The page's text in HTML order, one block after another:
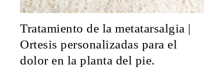
Tratamiento de la metatarsalgia |
Ortesis personalizadas para el
dolor en la planta del pie.